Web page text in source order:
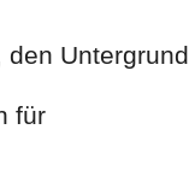
Untergrund
für